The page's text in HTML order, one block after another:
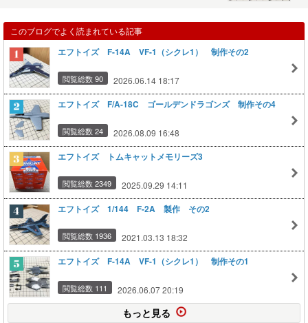
このブログでよく読まれている記事
エフトイズ F-14A VF-1（シクレ1） 制作その2
閲覧総数 90 2026.06.14 18:17
エフトイズ F/A-18C ゴールデンドラゴンズ 制作その4
閲覧総数 24 2026.08.09 16:48
エフトイズ トムキャットメモリーズ3
閲覧総数 2349 2025.09.29 14:11
エフトイズ 1/144 F-2A 製作 その2
閲覧総数 1936 2021.03.13 18:32
エフトイズ F-14A VF-1（シクレ1） 制作その1
閲覧総数 111 2026.06.07 20:19
もっと見る